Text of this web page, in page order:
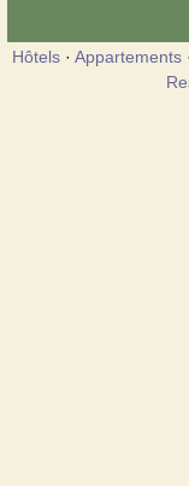
Hôtels · Appartements ·